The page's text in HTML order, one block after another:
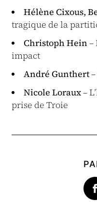
Hélène Cixous,
tragique de la
Christoph Hein –
impact
André Gunthert
Nicole Loraux–
prise de Troie